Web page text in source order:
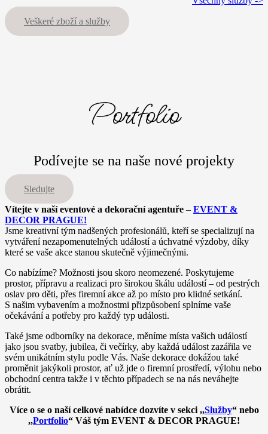
Veškeré zboží a služby
Portfolio
Podívejte se na naše nové projekty
Sledujte
Vítejte v naší eventové a dekorační agentuře – EVENT &
DECOR PRAGUE!
Jsme kreativní tým nadšených profesionálů, kteří se specializují na
vytváření nezapomenutelných událostí a úchvatné výzdoby, díky
které se vaše akce stanou skutečně výjimečnými.
Co nabízíme? Možnosti jsou skoro neomezené. Poskytujeme
prostor, přípravu a realizaci pro širokou škálu událostí – od pestrých
oslav pro děti, přes firemní akce až po místo pro klidné setkání.
S našim vybavením a možnostmi přizpůsobení splníme vaše
očekávání a potřeby pro každý typ události.
Také jsme odborníky na dekorace, měníme místa vašich událostí
jako jsou svatby, jubilea, či večírky, aby každá událost zazářila ve
svém unikátním stylu podle Vás. Naše dekorace dokážou také
proměnit jakýkoli prostor, ať už jde o firemní prostředí, výlohu nebo
obchodní centra takže i v těchto případech se na nás neváhejte
obrátit.
Více o se o naší celkové nabídce dozvíte v sekci ,,Služby“ nebo
,,Portfolio“ Váš tým EVENT & DECOR PRAGUE!